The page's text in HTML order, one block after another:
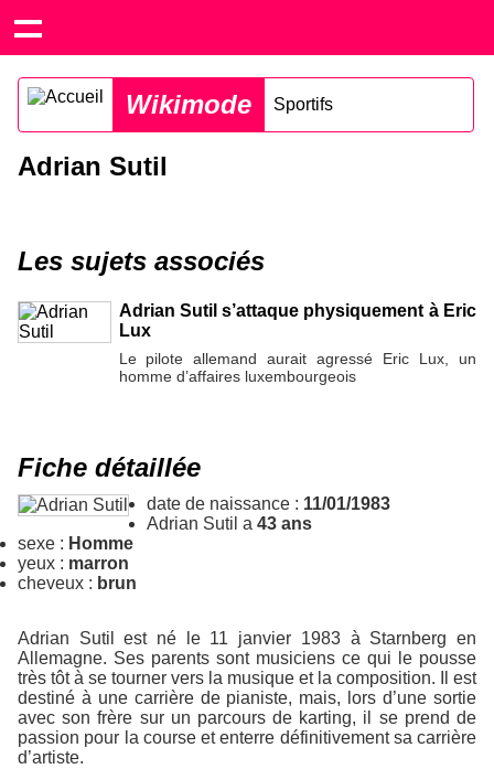
Wikimode Sportifs
Adrian Sutil
Les sujets associés
Adrian Sutil s’attaque physiquement à Eric
Lux
Le pilote allemand aurait agressé Eric Lux, un
homme d’affaires luxembourgeois
Fiche détaillée
date de naissance : 11/01/1983
Adrian Sutil a 43 ans
sexe : Homme
yeux : marron
cheveux : brun
Adrian Sutil est né le 11 janvier 1983 à Starnberg en
Allemagne. Ses parents sont musiciens ce qui le pousse
très tôt à se tourner vers la musique et la composition. Il est
destiné à une carrière de pianiste, mais, lors d’une sortie
avec son frère sur un parcours de karting, il se prend de
passion pour la course et enterre définitivement sa carrière
d’artiste.